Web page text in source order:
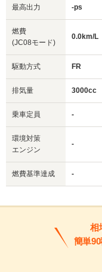
最高出力 -ps
燃費
(JC08モード)
0.0km/L
駆動方式 FR
排気量 3000cc
乗車定員 -
環境対策
エンジン
-
燃費基準達成 -
相
簡単